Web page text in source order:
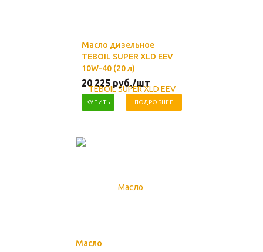
Масло дизельное
TEBOIL SUPER XLD EEV
10W-40 (20 л)
20 225 руб./шт
КУПИТЬ ПОДРОБНЕЕ
Масло